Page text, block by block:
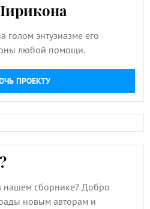
голом энтузиазме его
любой помощи.
ПРОЕКТУ
нашем сборнике? Добро
новым авторам и